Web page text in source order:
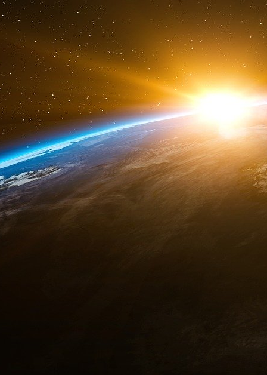
« Mettez votre ceinture »
Stéphane Turillon, restaurateur en
dans #FaceABaba ! pic.twitter.com/
— TPMP (@TPMP) January 31, 2023
« Elle est lunaire cette émission » écrit un
ne s’agit pas plutôt d’une caméra cachée. Il
le moins surprenants, au-delà des
gouvernement. À commencer par la
sa question à Olivier Véran, ou encore la
sa faible retraite.
Non mais sans deconner : le boulanger a
vous souhaite d’être heureux